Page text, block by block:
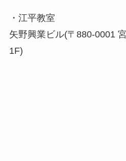
・江平教室
矢野興業ビル(〒880-0001
1F)